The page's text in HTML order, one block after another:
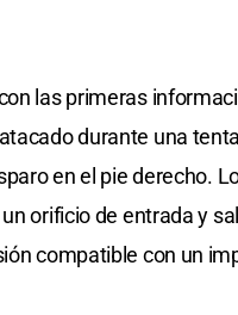
las primeras
durante una
en el pie derecho.
orificio de entrada y
compatible con un